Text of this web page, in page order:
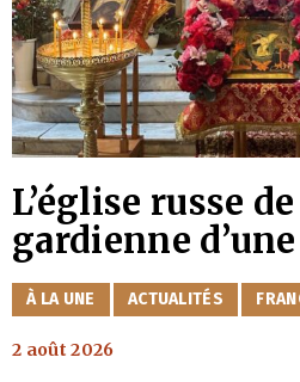
L’église russe
gardienne
CATÉGORIES
À LA UNE ACTUALITÉS
2 août 2026